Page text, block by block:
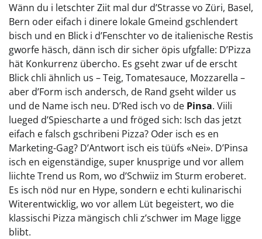
Wänn du i letschter Ziit mal dur d’Strasse vo Züri, Basel,
Bern oder eifach i dinere lokale Gmeind gschlendert
bisch und en Blick i d’Fenschter vo de italienische Restis
gworfe häsch, dänn isch dir sicher öpis ufgfalle: D’Pizza
hät Konkurrenz übercho. Es gseht zwar uf de erscht
Blick chli ähnlich us – Teig, Tomatesauce, Mozzarella –
aber d’Form isch andersch, de Rand gseht wilder us
und de Name isch neu. D’Red isch vo de Pinsa. Viili
lueged d’Spiescharte a und fröged sich: Isch das jetzt
eifach e falsch gschribeni Pizza? Oder isch es en
Marketing-Gag? D’Antwort isch eis tüüfs «Nei». D’Pinsa
isch en eigenständige, super knusprige und vor allem
liichte Trend us Rom, wo d’Schwiiz im Sturm eroberet.
Es isch nöd nur en Hype, sondern e echti kulinarischi
Witerentwicklig, wo vor allem Lüt begeistert, wo die
klassischi Pizza mängisch chli z’schwer im Mage ligge
blibt.